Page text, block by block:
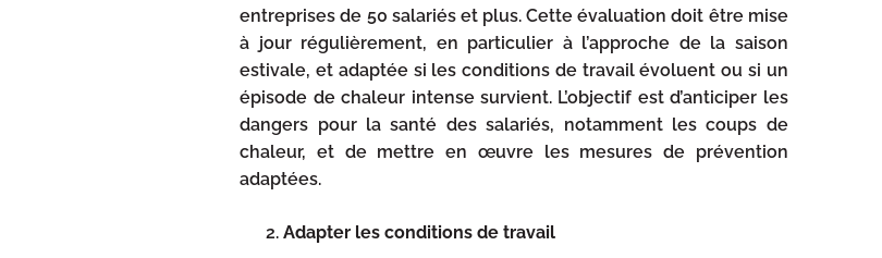
entreprises de 50 salariés et plus. Cette évaluation doit être mise
à jour régulièrement, en particulier à l’approche de la saison
estivale, et adaptée si les conditions de travail évoluent ou si un
épisode de chaleur intense survient. L’objectif est d’anticiper les
dangers pour la santé des salariés, notamment les coups de
chaleur, et de mettre en œuvre les mesures de prévention
adaptées.
Adapter les conditions de travail